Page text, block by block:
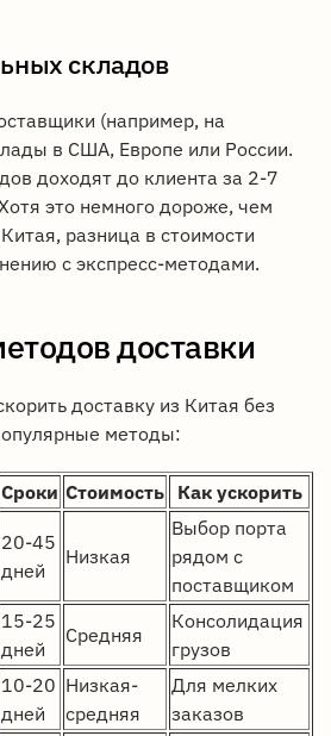
складов
(например, на
в США, Европе или России.
доходят до клиента за 2-7
это немного дороже, чем
разница в стоимости
с экспресс-методами.
доставки
доставку из Китая без
методы:
Сроки Стоимость Как ускорить
20-45
дней
Низкая
Выбор порта
рядом с
поставщиком
15-25
дней
Средняя
Консолидация
грузов
10-20
дней
Низкая-
средняя
Для мелких
заказов